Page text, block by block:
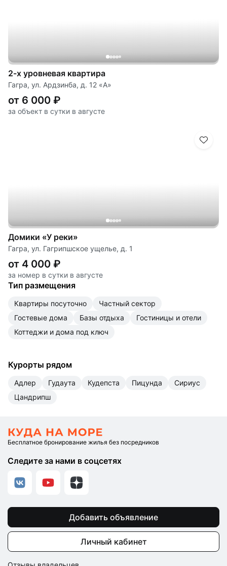
2-х уровневая квартира
Гагра, ул. Ардзинба, д. 12 «А»
от 6 000 ₽
за объект в сутки в августе
Домики «У реки»
Гагра, ул. Гагрипшское ущелье, д. 1
от 4 000 ₽
за номер в сутки в августе
Тип размещения
квартиры посуточно
частный сектор
гостевые дома
базы отдыха
гостиницы и отели
коттеджи и дома под ключ
Курорты рядом
Адлер Гудаута Кудепста Пицунда
Сириус
Цандрипш
Бесплатное бронирование жилья без посредников
Следите за нами в соцсетях
Добавить объявление
Личный кабинет